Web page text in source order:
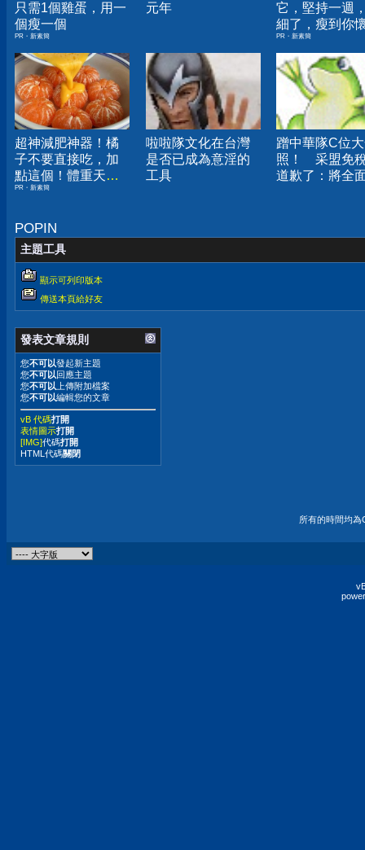
只需1個雞蛋，用一
個瘦一個
PR・新素簡
元年
它，堅持一週
細了，瘦到你
人生
PR・新素簡
超神減肥神器！橘
子不要直接吃，加
點這個！體重天天
下降
PR・新素簡
啦啦隊文化在台灣
是否已成為意淫的
工具
蹭中華隊C位
照！ 采盟免
道歉了：將全
POPIN
主題工具
顯示可列印版本
傳送本頁給好友
發表文章規則
您不可以發起新主題
您不可以 回應主題
您不可以 上傳附加檔案
您不可以編輯您的文章
vB 代碼打開
表情圖示打開
[IMG]代碼打開
HTML代碼關閉
所有的時間均為